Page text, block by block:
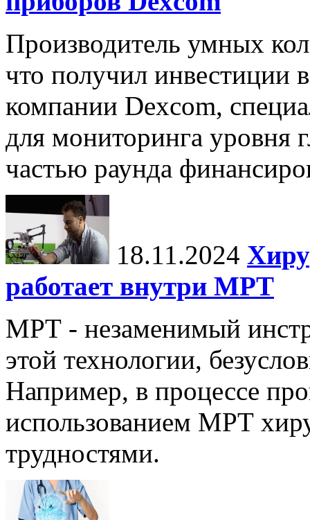
Производитель умных
что получил инвестиции
компании Dexcom,
для мониторинга уровня
частью раунда
18.11.2024
работает внутри МРТ
МРТ - незаменимый
этой технологии,
Например, в процессе
использованием МРТ
трудностями.